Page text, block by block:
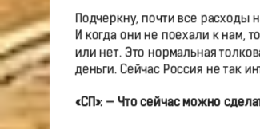
Подчеркну, почти все
И когда они не поехали к нам,
или нет. Это нормальная
деньги. Сейчас Россия не так
«СП»: — Что сейчас можно